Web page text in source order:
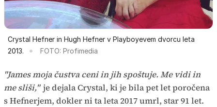
Crystal Hefner in Hugh Hefner v Playboyevem dvorcu leta
2013.
FOTO: Profimedia
"James moja čustva ceni in jih spoštuje. Me vidi in
me sliši," je dejala Crystal, ki je bila pet let poročena
s Hefnerjem, dokler ni ta leta 2017 umrl, star 91 let.